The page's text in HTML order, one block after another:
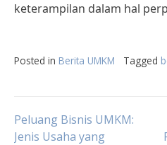
keterampilan dalam hal
Posted in Berita UMKM Tagged
Post
Peluang Bisnis UMKM:
Jenis Usaha yang